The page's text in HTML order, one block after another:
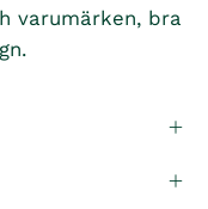
varumärken, bra